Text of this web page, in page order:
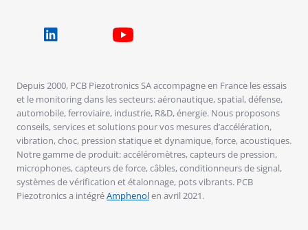
Depuis 2000, PCB Piezotronics SA accompagne en France les essais
et le monitoring dans les secteurs: aéronautique, spatial, défense,
automobile, ferroviaire, industrie, R&D, énergie. Nous proposons
conseils, services et solutions pour vos mesures d’accélération,
vibration, choc, pression statique et dynamique, force, acoustiques.
Notre gamme de produit: accéléromètres, capteurs de pression,
microphones, capteurs de force, câbles, conditionneurs de signal,
systèmes de vérification et étalonnage, pots vibrants. PCB
Piezotronics a intégréAmphenolen avril 2021.